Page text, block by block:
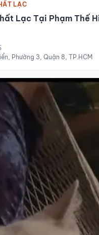
LẠC
Lạc Tại Phạm Thế
Phường 3, Quận 8, TP.HCM